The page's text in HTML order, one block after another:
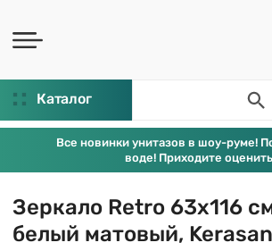
Каталог
Все новинки унитазов в шоу-руме!
воде! Приходите
Зеркало Retro 63х116
белый матовый, Kerasan